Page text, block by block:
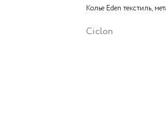
Колье Eden текстиль,
Ciclon